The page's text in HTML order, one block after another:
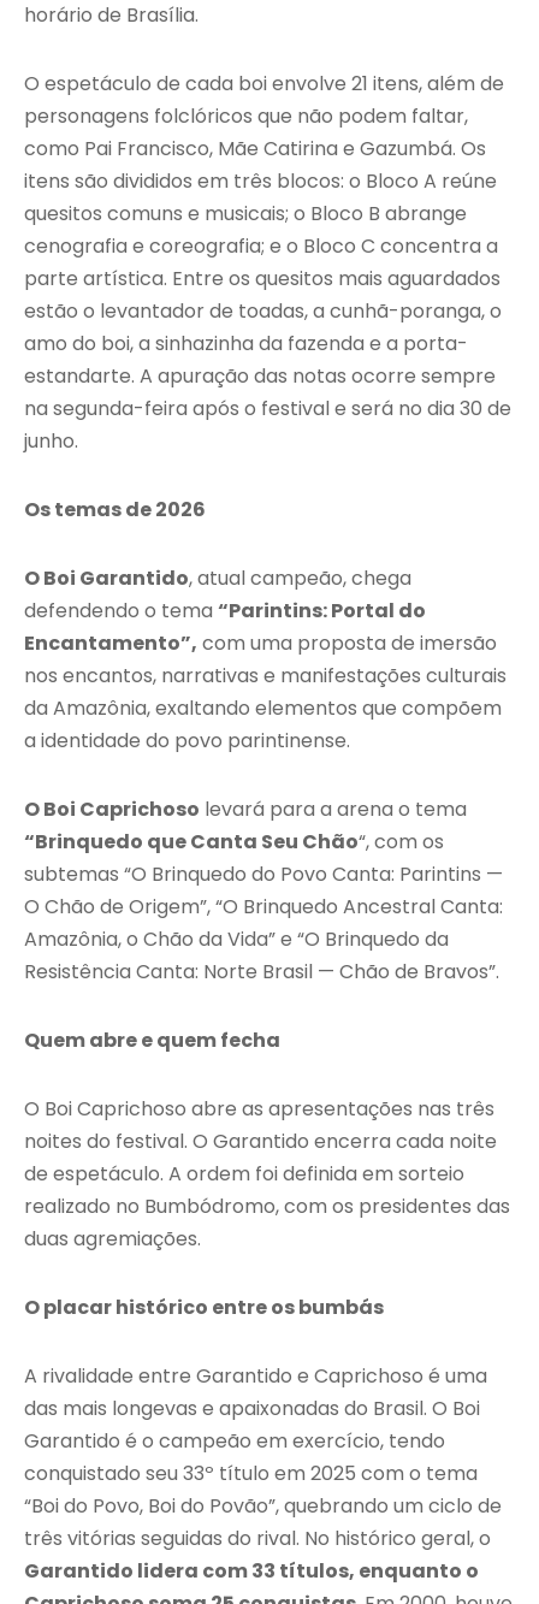
horário de Brasília.
O espetáculo de cada boi envolve 21 itens, além de
personagens folclóricos que não podem faltar,
como Pai Francisco, Mãe Catirina e Gazumbá. Os
itens são divididos em três blocos: o Bloco A reúne
quesitos comuns e musicais; o Bloco B abrange
cenografia e coreografia; e o Bloco C concentra a
parte artística. Entre os quesitos mais aguardados
estão o levantador de toadas, a cunhã-poranga, o
amo do boi, a sinhazinha da fazenda e a porta-
estandarte. A apuração das notas ocorre sempre
na segunda-feira após o festival e será no dia 30 de
junho.
Os temas de 2026
O Boi Garantido, atual campeão, chega
defendendo o tema “Parintins: Portal do
Encantamento”, com uma proposta de imersão
nos encantos, narrativas e manifestações culturais
da Amazônia, exaltando elementos que compõem
a identidade do povo parintinense.
O Boi Caprichoso levará para a arena o tema
“Brinquedo que Canta Seu Chão“, com os
subtemas “O Brinquedo do Povo Canta: Parintins —
O Chão de Origem”, “O Brinquedo Ancestral Canta:
Amazônia, o Chão da Vida” e “O Brinquedo da
Resistência Canta: Norte Brasil — Chão de Bravos”.
Quem abre e quem fecha
O Boi Caprichoso abre as apresentações nas três
noites do festival. O Garantido encerra cada noite
de espetáculo. A ordem foi definida em sorteio
realizado no Bumbódromo, com os presidentes das
duas agremiações.
O placar histórico entre os bumbás
A rivalidade entre Garantido e Caprichoso é uma
das mais longevas e apaixonadas do Brasil. O Boi
Garantido é o campeão em exercício, tendo
conquistado seu 33º título em 2025 com o tema
“Boi do Povo, Boi do Povão”, quebrando um ciclo de
três vitórias seguidas do rival. No histórico geral, o
Garantido lidera com 33 títulos, enquanto o